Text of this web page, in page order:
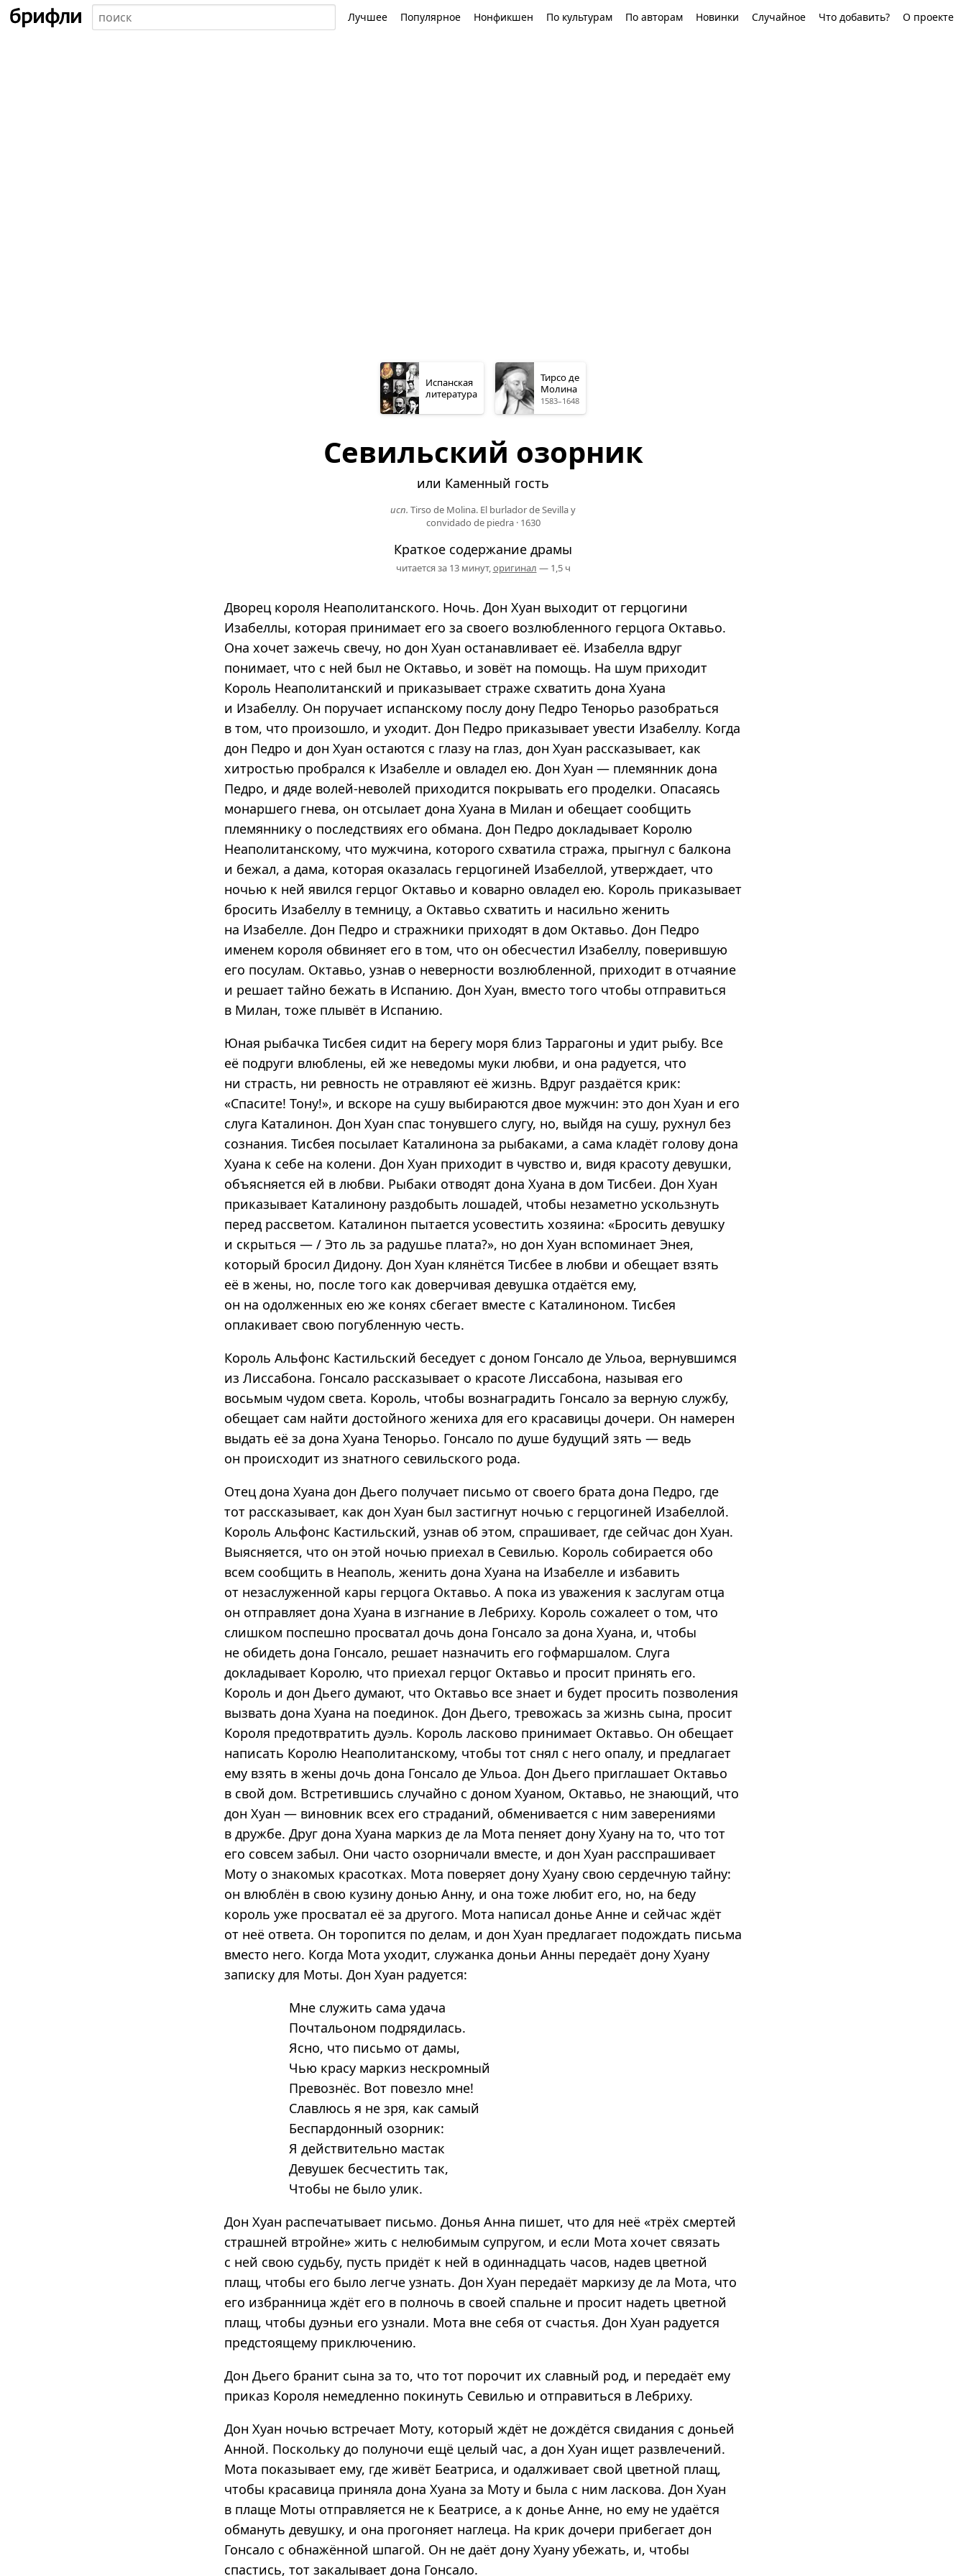
Лучшее Популярное Нонфикшен По культурам По авторам Новинки Случайное Что добавить? О проекте
Испанская
литература
Тирсо де
Молина
1583–1648
Севильский озорник
или Каменный гость
исп. Tirso de Molina. El burlador de Sevilla y
convidado de piedra· 1630
Краткое содержание драмы
читается за 13 минут,оригинал — 1,5 ч
Дворец короля Неаполитанского. Ночь. Дон Хуан выходит от герцогини
Изабеллы, которая принимает его за своего возлюбленного герцога Октавьо.
Она хочет зажечь свечу, но дон Хуан останавливает её. Изабелла вдруг
понимает, что с ней был не Октавьо, и зовёт на помощь. На шум приходит
Король Неаполитанский и приказывает страже схватить дона Хуана
и Изабеллу. Он поручает испанскому послу дону Педро Тенорьо разобраться
в том, что произошло, и уходит. Дон Педро приказывает увести Изабеллу. Когда
дон Педро и дон Хуан остаются с глазу на глаз, дон Хуан рассказывает, как
хитростью пробрался к Изабелле и овладел ею. Дон Хуан — племянник дона
Педро, и дяде волей-неволей приходится покрывать его проделки. Опасаясь
монаршего гнева, он отсылает дона Хуана в Милан и обещает сообщить
племяннику о последствиях его обмана. Дон Педро докладывает Королю
Неаполитанскому, что мужчина, которого схватила стража, прыгнул с балкона
и бежал, а дама, которая оказалась герцогиней Изабеллой, утверждает, что
ночью к ней явился герцог Октавьо и коварно овладел ею. Король приказывает
бросить Изабеллу в темницу, а Октавьо схватить и насильно женить
на Изабелле. Дон Педро и стражники приходят в дом Октавьо. Дон Педро
именем короля обвиняет его в том, что он обесчестил Изабеллу, поверившую
его посулам. Октавьо, узнав о неверности возлюбленной, приходит в отчаяние
и решает тайно бежать в Испанию. Дон Хуан, вместо того чтобы отправиться
в Милан, тоже плывёт в Испанию.
Юная рыбачка Тисбея сидит на берегу моря близ Таррагоны и удит рыбу. Все
её подруги влюблены, ей же неведомы муки любви, и она радуется, что
ни страсть, ни ревность не отравляют её жизнь. Вдруг раздаётся крик:
«Спасите! Тону!», и вскоре на сушу выбираются двое мужчин: это дон Хуан и его
слуга Каталинон. Дон Хуан спас тонувшего слугу, но, выйдя на сушу, рухнул без
сознания. Тисбея посылает Каталинона за рыбаками, а сама кладёт голову дона
Хуана к себе на колени. Дон Хуан приходит в чувство и, видя красоту девушки,
объясняется ей в любви. Рыбаки отводят дона Хуана в дом Тисбеи. Дон Хуан
приказывает Каталинону раздобыть лошадей, чтобы незаметно ускользнуть
перед рассветом. Каталинон пытается усовестить хозяина: «Бросить девушку
и скрыться — / Это ль за радушье плата?», но дон Хуан вспоминает Энея,
который бросил Дидону. Дон Хуан клянётся Тисбее в любви и обещает взять
её в жены, но, после того как доверчивая девушка отдаётся ему,
он на одолженных ею же конях сбегает вместе с Каталиноном. Тисбея
оплакивает свою погубленную честь.
Король Альфонс Кастильский беседует с доном Гонсало де Ульоа, вернувшимся
из Лиссабона. Гонсало рассказывает о красоте Лиссабона, называя его
восьмым чудом света. Король, чтобы вознаградить Гонсало за верную службу,
обещает сам найти достойного жениха для его красавицы дочери. Он намерен
выдать её за дона Хуана Тенорьо. Гонсало по душе будущий зять — ведь
он происходит из знатного севильского рода.
Отец дона Хуана дон Дьего получает письмо от своего брата дона Педро, где
тот рассказывает, как дон Хуан был застигнут ночью с герцогиней Изабеллой.
Король Альфонс Кастильский, узнав об этом, спрашивает, где сейчас дон Хуан.
Выясняется, что он этой ночью приехал в Севилью. Король собирается обо
всем сообщить в Неаполь, женить дона Хуана на Изабелле и избавить
от незаслуженной кары герцога Октавьо. А пока из уважения к заслугам отца
он отправляет дона Хуана в изгнание в Лебриху. Король сожалеет о том, что
слишком поспешно просватал дочь дона Гонсало за дона Хуана, и, чтобы
не обидеть дона Гонсало, решает назначить его гофмаршалом. Слуга
докладывает Королю, что приехал герцог Октавьо и просит принять его.
Король и дон Дьего думают, что Октавьо все знает и будет просить позволения
вызвать дона Хуана на поединок. Дон Дьего, тревожась за жизнь сына, просит
Короля предотвратить дуэль. Король ласково принимает Октавьо. Он обещает
написать Королю Неаполитанскому, чтобы тот снял с него опалу, и предлагает
ему взять в жены дочь дона Гонсало де Ульоа. Дон Дьего приглашает Октавьо
в свой дом. Встретившись случайно с доном Хуаном, Октавьо, не знающий, что
дон Хуан — виновник всех его страданий, обменивается с ним заверениями
в дружбе. Друг дона Хуана маркиз де ла Мота пеняет дону Хуану на то, что тот
его совсем забыл. Они часто озорничали вместе, и дон Хуан расспрашивает
Моту о знакомых красотках. Мота поверяет дону Хуану свою сердечную тайну:
он влюблён в свою кузину донью Анну, и она тоже любит его, но, на беду
король уже просватал её за другого. Мота написал донье Анне и сейчас ждёт
от неё ответа. Он торопится по делам, и дон Хуан предлагает подождать письма
вместо него. Когда Мота уходит, служанка доньи Анны передаёт дону Хуану
записку для Моты. Дон Хуан радуется:
Мне служить сама удача
Почтальоном подрядилась.
Ясно, что письмо от дамы,
Чью красу маркиз нескромный
Превознёс. Вот повезло мне!
Славлюсь я не зря, как самый
Беспардонный озорник:
Я действительно мастак
Девушек бесчестить так,
Чтобы не было улик.
Дон Хуан распечатывает письмо. Донья Анна пишет, что для неё «трёх смертей
страшней втройне» жить с нелюбимым супругом, и если Мота хочет связать
с ней свою судьбу, пусть придёт к ней в одиннадцать часов, надев цветной
плащ, чтобы его было легче узнать. Дон Хуан передаёт маркизу де ла Мота, что
его избранница ждёт его в полночь в своей спальне и просит надеть цветной
плащ, чтобы дуэньи его узнали. Мота вне себя от счастья. Дон Хуан радуется
предстоящему приключению.
Дон Дьего бранит сына за то, что тот порочит их славный род, и передаёт ему
приказ Короля немедленно покинуть Севилью и отправиться в Лебриху.
Дон Хуан ночью встречает Моту, который ждёт не дождётся свидания с доньей
Анной. Поскольку до полуночи ещё целый час, а дон Хуан ищет развлечений.
Мота показывает ему, где живёт Беатриса, и одалживает свой цветной плащ,
чтобы красавица приняла дона Хуана за Моту и была с ним ласкова. Дон Хуан
в плаще Моты отправляется не к Беатрисе, а к донье Анне, но ему не удаётся
обмануть девушку, и она прогоняет наглеца. На крик дочери прибегает дон
Гонсало с обнажённой шпагой. Он не даёт дону Хуану убежать, и, чтобы
спастись, тот закалывает дона Гонсало.